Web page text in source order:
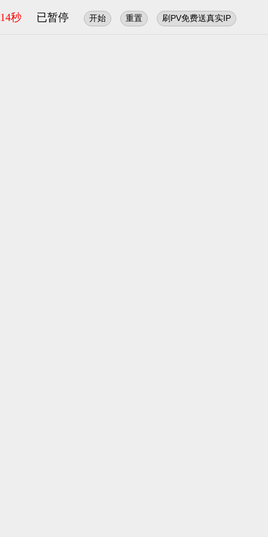
14秒 已暂停 开始 重置 刷PV免费送真实IP